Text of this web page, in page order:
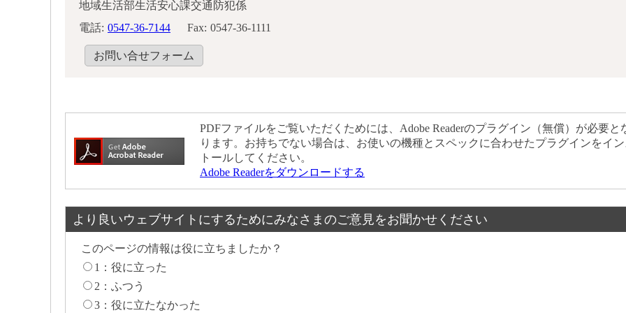
地域生活部生活安心課交通防犯係
電話: 0547-36-7144 Fax: 0547-36-1111
お問い合せフォーム
PDFファイルをご覧いただくためには、Adobe Readerのプラグイン（無償）が必要と
ります。お持ちでない場合は、お使いの機種とスペックに合わせたプラグインをイ
トールしてください。
Adobe Readerをダウンロードする
より良いウェブサイトにするためにみなさまのご意見をお聞かせください
このページの情報は役に立ちましたか？
1：役に立った
2：ふつう
3：役に立たなかった